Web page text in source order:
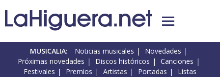
MUSICALIA: Noticias musicales
Novedades
Próximas novedades
Discos históricos
Canciones
Festivales
Premios Artistas Portadas Listas